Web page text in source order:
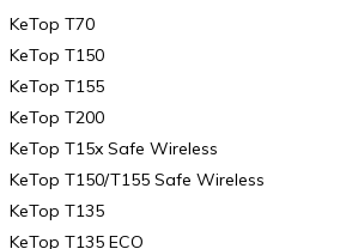
KeTop T70
KeTop T150
KeTop T155
KeTop T200
KeTop T15x Safe Wireless
KeTop T150/T155 Safe Wireless
KeTop T135
KeTop T135 ECO